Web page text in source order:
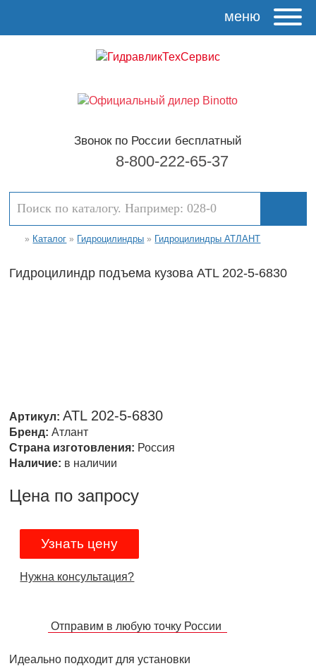
меню
Звонок по России бесплатный
8-800-222-65-37
» Каталог » Гидроцилиндры » Гидроцилиндры АТЛАНТ
Гидроцилиндр подъема кузова ATL 202-5-6830
Артикул: ATL 202-5-6830
Бренд: Атлант
Страна изготовления: Россия
Наличие: в наличии
Цена по запросу
Узнать цену
Нужна консультация?
Отправим в любую точку России
Идеально подходит для установки